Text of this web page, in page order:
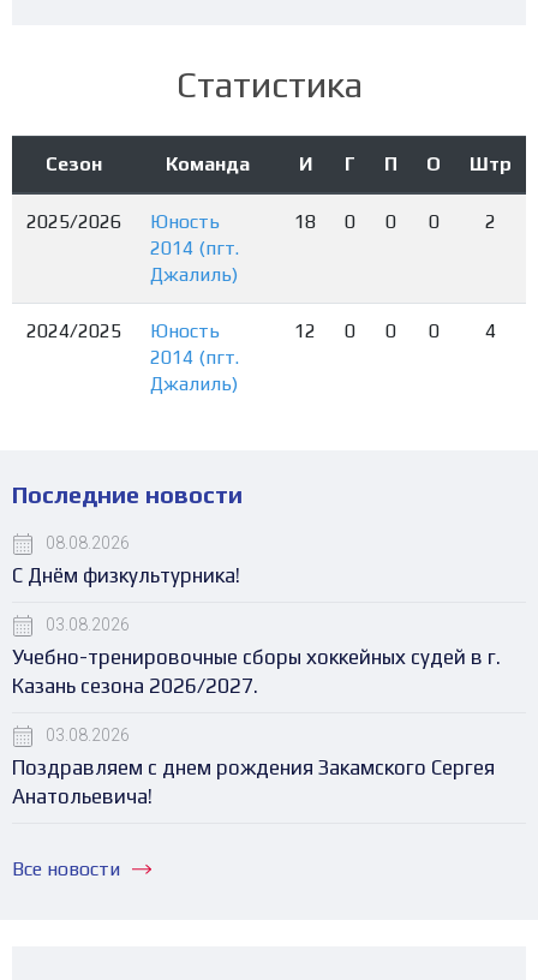
Статистика
Сезон Команда И Г П О Штр
2025/2026
Юность
2014 (пгт.
Джалиль)
18 0 0 0 2
2024/2025
Юность
2014 (пгт.
Джалиль)
12 0 0 0 4
Последние новости
08.08.2026
С Днём физкультурника!
03.08.2026
Учебно-тренировочные сборы хоккейных судей в г.
Казань сезона 2026/2027.
03.08.2026
Поздравляем с днем рождения Закамского Сергея
Анатольевича!
Все новости